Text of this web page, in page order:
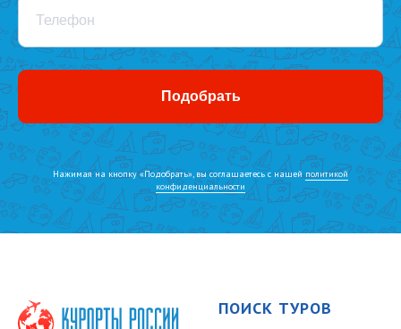
Телефон
Подобрать
Нажимая на кнопку «Подобрать», вы соглашаетесь с нашей политикой
конфиденциальности
ПОИСК ТУРОВ